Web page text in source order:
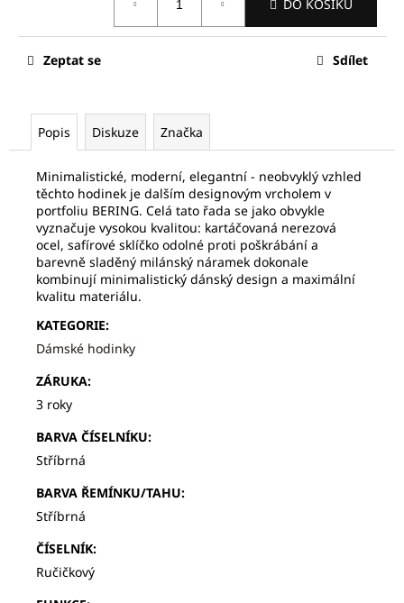
DO KOŠÍKU
Zeptat se Sdílet
Popis Diskuze Značka
Minimalistické, moderní, elegantní - neobvyklý vzhled
těchto hodinek je dalším designovým vrcholem v
portfoliu BERING. Celá tato řada se jako obvykle
vyznačuje vysokou kvalitou: kartáčovaná nerezová
ocel, safírové sklíčko odolné proti poškrábání a
barevně sladěný milánský náramek dokonale
kombinují minimalistický dánský design a maximální
kvalitu materiálu.
KATEGORIE:
Dámské hodinky
ZÁRUKA:
3 roky
BARVA ČÍSELNÍKU:
Stříbrná
BARVA ŘEMÍNKU/TAHU:
Stříbrná
ČÍSELNÍK:
Ručičkový
u
e
FREDERIQUE
CONSTANT
FC-
252SS5B6
820
Původně:
600